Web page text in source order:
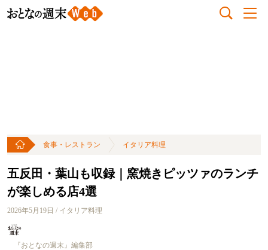
食事・レストラン イタリア料理
五反田・葉山も収録｜窯焼きピッツァのランチ
が楽しめる店4選
2026年5月19日 / イタリア料理
『おとなの週末』編集部